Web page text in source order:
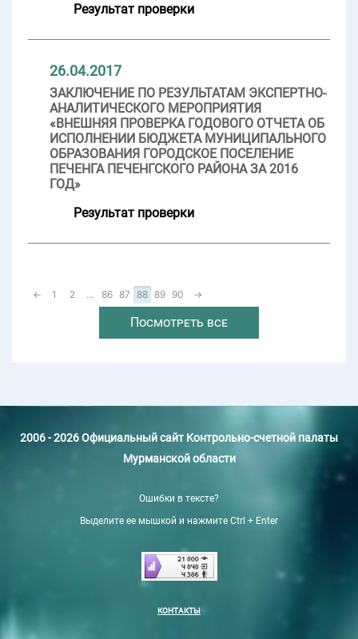
Результат проверки
26.04.2017
ЗАКЛЮЧЕНИЕ ПО РЕЗУЛЬТАТАМ ЭКСПЕРТНО-
АНАЛИТИЧЕСКОГО МЕРОПРИЯТИЯ
«ВНЕШНЯЯ ПРОВЕРКА ГОДОВОГО ОТЧЕТА ОБ
ИСПОЛНЕНИИ БЮДЖЕТА МУНИЦИПАЛЬНОГО
ОБРАЗОВАНИЯ ГОРОДСКОЕ ПОСЕЛЕНИЕ
ПЕЧЕНГА ПЕЧЕНГСКОГО РАЙОНА ЗА 2016
ГОД»
Результат проверки
← 1 2 ... 86 87 88 89 90 →
Посмотреть все
2006 - 2026 Официальный сайт Контрольно-счетной палаты
Мурманской области
Ошибки в тексте?
Выделите ее мышкой и нажмите Ctrl + Enter
КОНТАКТЫ